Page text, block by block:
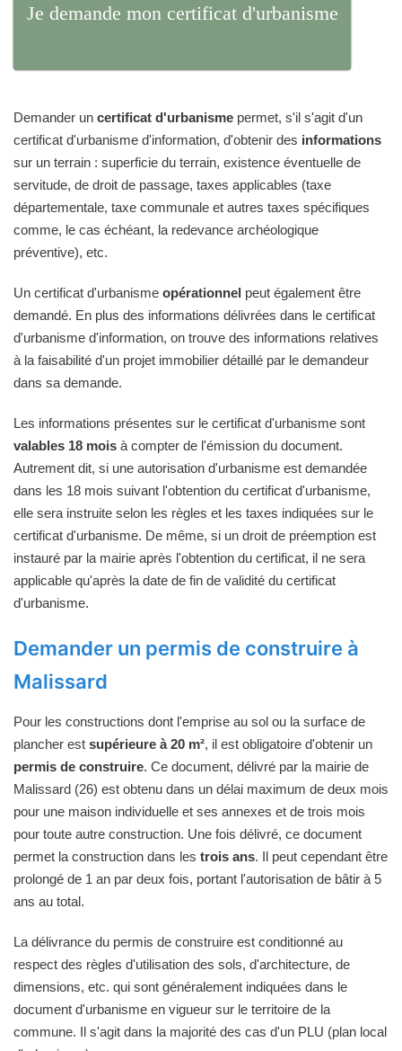
Je demande mon certificat d'urbanisme
Demander un certificat d'urbanisme permet, s'il s'agit d'un
certificat d'urbanisme d'information, d'obtenir des informations
sur un terrain : superficie du terrain, existence éventuelle de
servitude, de droit de passage, taxes applicables (taxe
départementale, taxe communale et autres taxes spécifiques
comme, le cas échéant, la redevance archéologique
préventive), etc.
Un certificat d'urbanisme opérationnel peut également être
demandé. En plus des informations délivrées dans le certificat
d'urbanisme d'information, on trouve des informations relatives
à la faisabilité d'un projet immobilier détaillé par le demandeur
dans sa demande.
Les informations présentes sur le certificat d'urbanisme sont
valables 18 mois à compter de l'émission du document.
Autrement dit, si une autorisation d'urbanisme est demandée
dans les 18 mois suivant l'obtention du certificat d'urbanisme,
elle sera instruite selon les règles et les taxes indiquées sur le
certificat d'urbanisme. De même, si un droit de préemption est
instauré par la mairie après l'obtention du certificat, il ne sera
applicable qu'après la date de fin de validité du certificat
d'urbanisme.
Demander un permis de construire à
Malissard
Pour les constructions dont l'emprise au sol ou la surface de
plancher est supérieure à 20 m², il est obligatoire d'obtenir un
permis de construire. Ce document, délivré par la mairie de
Malissard (26) est obtenu dans un délai maximum de deux mois
pour une maison individuelle et ses annexes et de trois mois
pour toute autre construction. Une fois délivré, ce document
permet la construction dans les trois ans. Il peut cependant être
prolongé de 1 an par deux fois, portant l'autorisation de bâtir à 5
ans au total.
La délivrance du permis de construire est conditionné au
respect des règles d'utilisation des sols, d'architecture, de
dimensions, etc. qui sont généralement indiquées dans le
document d'urbanisme en vigueur sur le territoire de la
commune. Il s'agit dans la majorité des cas d'un PLU (plan local